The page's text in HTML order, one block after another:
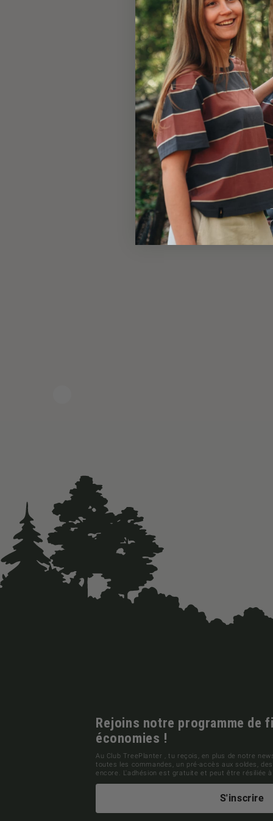
Rejoins notre programme de
économies !
Au Club TreePlanter , tu reçois, en plus de notre
toutes les commandes, un pré-accès aux soldes,
encore. L'adhésion est gratuite et peut être résiliée
S'inscrire